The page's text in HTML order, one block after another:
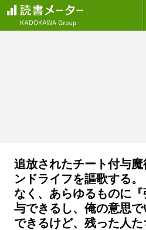
追放されたチート付与
ンドライフを謳歌する
なく、あらゆるものに
与できるし、俺の意思
できるけど、残った人